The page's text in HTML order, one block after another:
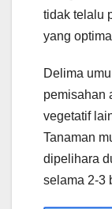
tidak telalu
yang
Delima
pemisahan
vegetatif
Tanaman
dipelihara
selama 2-3